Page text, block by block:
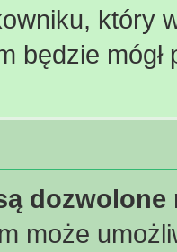
który
będzie mógł
może